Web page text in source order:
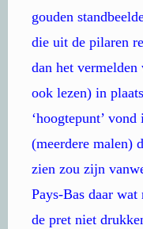
gouden
die uit de pilaren
dan het
ook lezen) in
‘hoogtepunt’
(meerdere malen)
zien zou zijn
Pays-Bas daar
de pret niet